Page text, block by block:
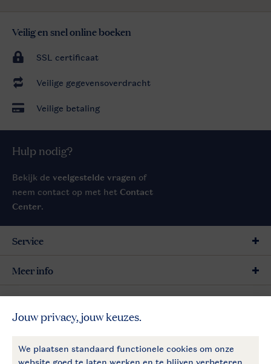
Veilig en snel online boeken
SSL certificaat
Veilige gegevensoverdracht
Veilige betaling
Hulp nodig?
Bekijk de veelgestelde vragen of
neem contact op met het Contact
Center.
Follow Us
Service
Meer info
Meer Landal